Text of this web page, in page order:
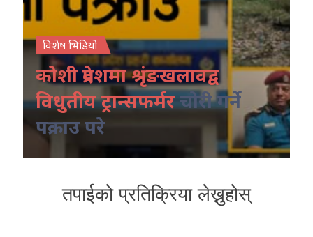
विशेष भिडियो
कोशी प्रदेशमा श्रृंङखलावद्व
विधुतीय ट्रान्सफर्मरचोरी गर्ने
पक्राउ परे
तपाईको प्रतिक्रिया लेख्नुहोस्